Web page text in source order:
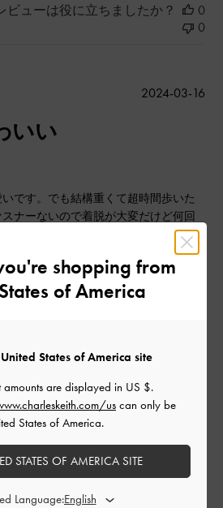
ビューは役に立ちましたか？
0
0
いい
です。でも結構重くて超時間歩いた
ナーないので着脱が大変だけど何回
ー: ブラック系
とてもよかった
公
2024-03-16
shopping from
of America
States of America site
amounts are displayed in US $.
uscan only be
States of America.
STATES OF AMERICA SITE
Language: